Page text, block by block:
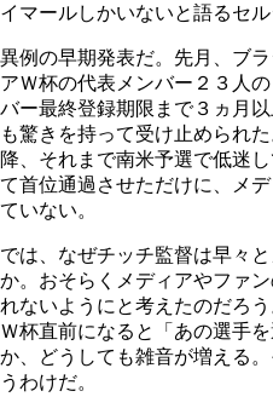
イマールしかいないと語るセル
異例の早期発表だ。先月、ブ
アＷ杯の代表メンバー２３人
バー最終登録期限まで３ヵ月
も驚きを持って受け止められ
降、それまで南米予選で低迷
て首位通過させただけに、メ
ていない。
では、なぜチッチ監督は早々
か。おそらくメディアやファ
れないようにと考えたのだろ
Ｗ杯直前になると「あの選手
か、どうしても雑音が増える
うわけだ。